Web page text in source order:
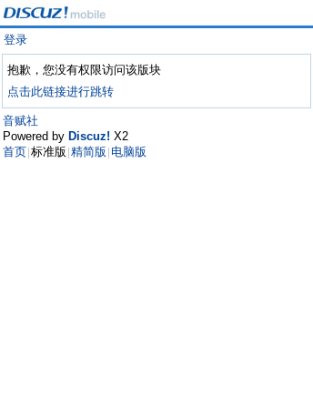
登录
抱歉，您没有权限访问该版块
点击此链接进行跳转
音赋社
Powered by Discuz! X2
首页 标准版 精简版 电脑版